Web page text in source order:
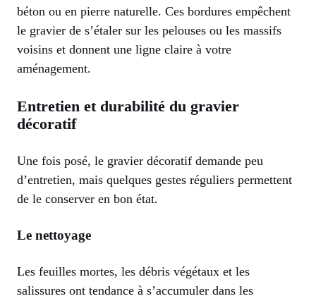
béton ou en pierre naturelle. Ces bordures empêchent
le gravier de s’étaler sur les pelouses ou les massifs
voisins et donnent une ligne claire à votre
aménagement.
Entretien et durabilité du gravier
décoratif
Une fois posé, le gravier décoratif demande peu
d’entretien, mais quelques gestes réguliers permettent
de le conserver en bon état.
Le nettoyage
Les feuilles mortes, les débris végétaux et les
salissures ont tendance à s’accumuler dans les